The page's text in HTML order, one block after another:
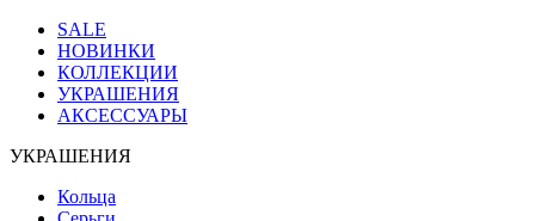
SALE
НОВИНКИ
КОЛЛЕКЦИИ
УКРАШЕНИЯ
АКСЕССУАРЫ
УКРАШЕНИЯ
Кольца